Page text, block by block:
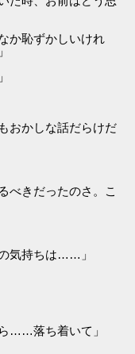
か恥ずかしいけれ
おかしな話だらけだ
べきだったのさ。こ
気持ちは……」
……落ち着いて」